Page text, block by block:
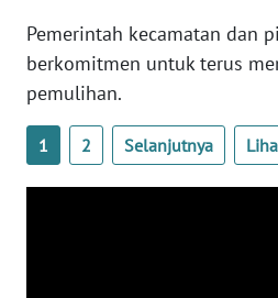
Pemerintah kecamatan dan
berkomitmen untuk terus
pemulihan.
1 2 Selanjutnya
JATIM
WN
BALI
WN